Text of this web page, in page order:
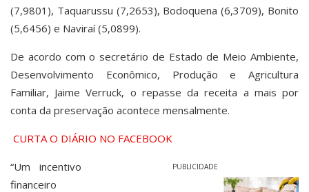
(7,9801), Taquarussu (7,2653), Bodoquena (6,3709), Bonito
(5,6456) e Naviraí (5,0899).
De acordo com o secretário de Estado de Meio Ambiente,
Desenvolvimento Econômico, Produção e Agricultura
Familiar, Jaime Verruck, o repasse da receita a mais por
conta da preservação acontece mensalmente.
CURTA O DIÁRIO NO FACEBOOK
PUBLICIDADE
“Um incentivo
financeiro